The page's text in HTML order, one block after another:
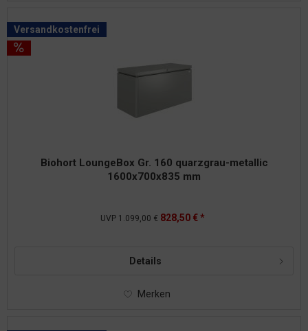
Versandkostenfrei
Biohort LoungeBox Gr. 160 quarzgrau-metallic
1600x700x835 mm
UVP 1.099,00 € 828,50 € *
Details
Merken